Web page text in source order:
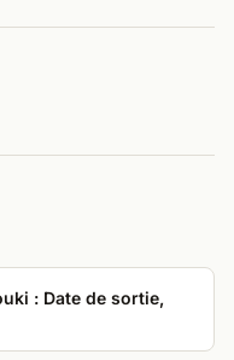
: Date de sortie,